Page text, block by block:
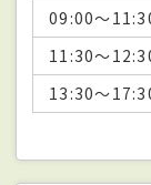
09:00～
11:30～
13:30～